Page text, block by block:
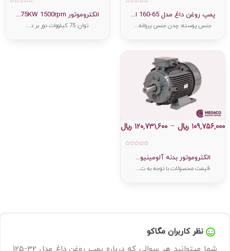
پمپ روغن داغ مدل 65-160 ا...
جنس پوسته: چدن جنس پروانه...
الکتروموتور 75KW 1500rpm...
توان: 75 کیلووات دور بر د...
الکتروموتور بدنه آلومینیو...
109,756,000 ﷼ –
120,731,600 ﷼
قیمت محصولات با توجه به ت...
نظر کاربران مگاکو